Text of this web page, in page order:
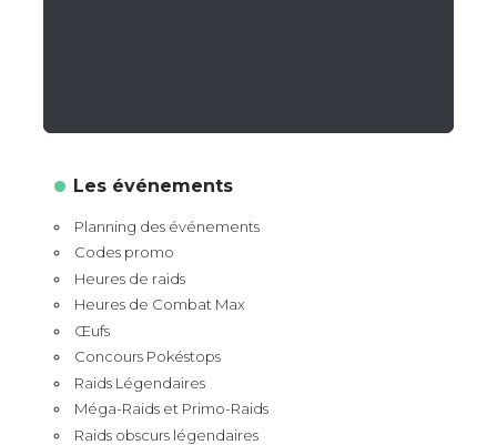
Les événements
Planning des événements
Codes promo
Heures de raids
Heures de Combat Max
Œufs
Concours Pokéstops
Raids Légendaires
Méga-Raids et Primo-Raids
Raids obscurs légendaires